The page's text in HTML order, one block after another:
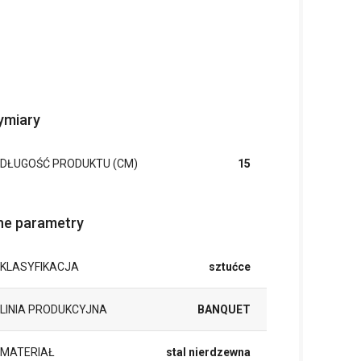
DŁUGOŚĆ PRODUKTU (CM) 15
parametry
KLASYFIKACJA sztućce
LINIA PRODUKCYJNA BANQUET
MATERIAŁ stal nierdzewna